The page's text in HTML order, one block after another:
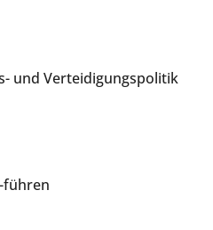
und Verteidigungspolitik
führen